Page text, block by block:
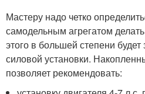
Мастеру надо четко
самодельным агрегатом
этого в большей степени
силовой установки.
позволяет рекомендовать: